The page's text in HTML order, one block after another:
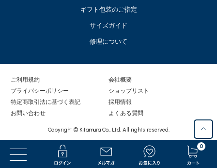
0
ギフト包装のご指定
サイズガイド
修理について
ご利用規約
プライバシーポリシー
特定商取引法に基づく表記
お問い合わせ
会社概要
ショップリスト
採用情報
よくある質問
Copyright © Kitamura Co., Ltd. All rights reserved.